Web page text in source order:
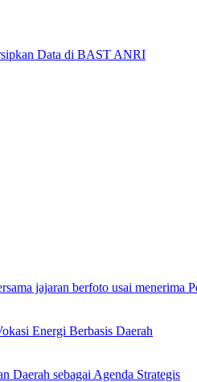
Data di BAST ANRI
Energi Berbasis Daerah
Daerah sebagai Agenda Strategis